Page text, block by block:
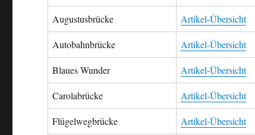
Augustusbrücke Artikel-Übersicht
Autobahnbrücke Artikel-Übersicht
Blaues Wunder Artikel-Übersicht
Carolabrücke Artikel-Übersicht
Flügelwegbrücke Artikel-Übersicht